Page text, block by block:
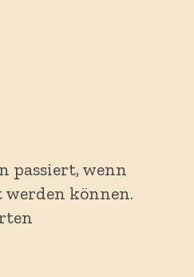
passiert, wenn
werden können.